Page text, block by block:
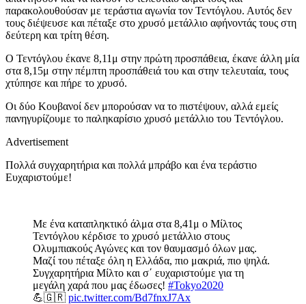
παρακολουθούσαν με τεράστια αγωνία τον Τεντόγλου. Αυτός δεν
τους διέψευσε και πέταξε στο χρυσό μετάλλιο αφήνοντάς τους στη
δεύτερη και τρίτη θέση.
Ο Τεντόγλου έκανε 8,11μ στην πρώτη προσπάθεια, έκανε άλλη μία
στα 8,15μ στην πέμπτη προσπάθειά του και στην τελευταία, τους
χτύπησε και πήρε το χρυσό.
Οι δύο Κουβανοί δεν μπορούσαν να το πιστέψουν, αλλά εμείς
πανηγυρίζουμε το παληκαρίσιο χρυσό μετάλλιο του Τεντόγλου.
Advertisement
Πολλά συγχαρητήρια και πολλά μπράβο και ένα τεράστιο
Ευχαριστούμε!
Με ένα καταπληκτικό άλμα στα 8,41μ ο Μίλτος
Τεντόγλου κέρδισε τo χρυσό μετάλλιο στους
Ολυμπιακούς Αγώνες και τον θαυμασμό όλων μας.
Μαζί του πέταξε όλη η Ελλάδα, πιο μακριά, πιο ψηλά.
Συγχαρητήρια Μίλτο και σ΄ ευχαριστούμε για τη
μεγάλη χαρά που μας έδωσες! #Tokyo2020
💪🇬🇷 pic.twitter.com/Bd7fnxJ7Ax